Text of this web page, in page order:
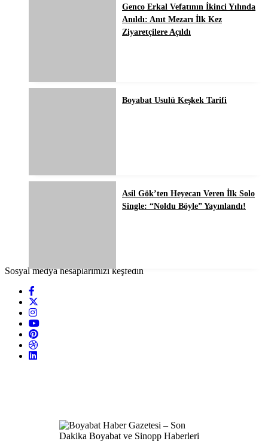
Genco Erkal Vefatının İkinci Yılında
Anıldı: Anıt Mezarı İlk Kez
Ziyaretçilere Açıldı
Boyabat Usulü Keşkek Tarifi
Asil Gök’ten Heyecan Veren İlk Solo
Single: “Noldu Böyle” Yayınlandı!
Sosyal medya hesaplarımızı keşfedin